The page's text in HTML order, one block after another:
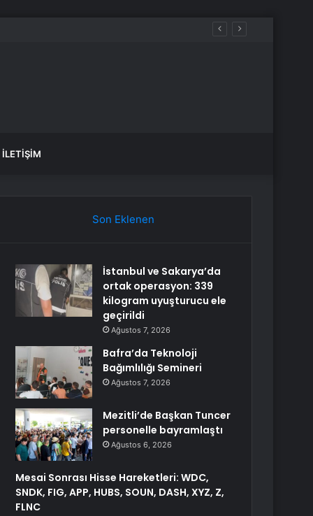
İLETIŞIM
Son Eklenen
İstanbul ve Sakarya’da
ortak operasyon: 339
kilogram uyuşturucu ele
geçirildi
Ağustos 7, 2026
Bafra’da Teknoloji
Bağımlılığı Semineri
Ağustos 7, 2026
Mezitli’de Başkan Tuncer
personelle bayramlaştı
Ağustos 6, 2026
Mesai Sonrası Hisse Hareketleri: WDC,
SNDK, FIG, APP, HUBS, SOUN, DASH, XYZ, Z,
FLNC